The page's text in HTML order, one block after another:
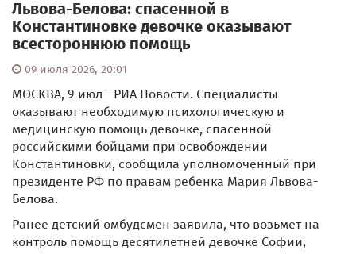
Львова-Белова: спасенной в
Константиновке девочке оказывают
всестороннюю помощь
09 июля 2026, 20:01
МОСКВА, 9 июл - РИА Новости. Специалисты
оказывают необходимую психологическую и
медицинскую помощь девочке, спасенной
российскими бойцами при освобождении
Константиновки, сообщила уполномоченный при
президенте РФ по правам ребенка Мария Львова-
Белова.
Ранее детский омбудсмен заявила, что возьмет на
контроль помощь десятилетней девочке Софии,